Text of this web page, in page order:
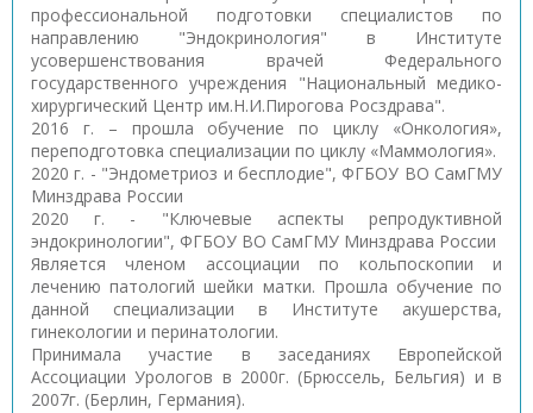
профессиональной подготовки специалистов по
направлению "Эндокринология" в Институте
усовершенствования врачей Федерального
государственного учреждения "Национальный медико-
хирургический Центр им.Н.И.Пирогова Росздрава".
2016 г. – прошла обучение по циклу «Онкология»,
переподготовка специализации по циклу «Маммология».
2020 г. - "Эндометриоз и бесплодие", ФГБОУ ВО СамГМУ
Минздрава России
2020 г. - "Ключевые аспекты репродуктивной
эндокринологии", ФГБОУ ВО СамГМУ Минздрава России
Является членом ассоциации по кольпоскопии и
лечению патологий шейки матки. Прошла обучение по
данной специализации в Институте акушерства,
гинекологии и перинатологии.
Принимала участие в заседаниях Европейской
Ассоциации Урологов в 2000г. (Брюссель, Бельгия) и в
2007г. (Берлин, Германия).